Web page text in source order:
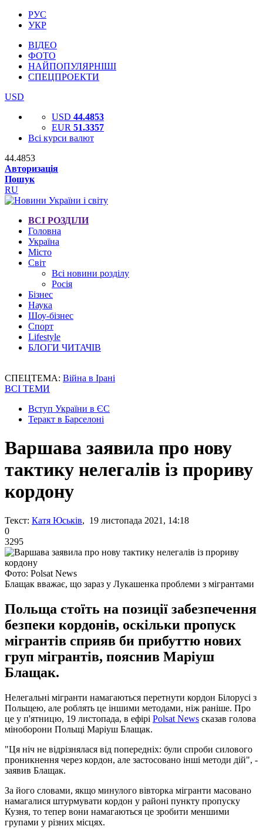
РУС
УКР
ВІДЕО
ФОТО
НАЙПОПУЛЯРНІШІ
СПЕЦПРОЕКТИ
USD
USD 44.4853
EUR 51.3357
Всі курси валют
44.4853
Авторизація
Пошук
RU
ВСІ РОЗДІЛИ
Головна
Україна
Місто
Світ
Всі новини розділу
Росія
Бізнес
Наука
Шоу-бізнес
Спорт
Lifestyle
БЛОГИ ЧИТАЧІВ
СПЕЦТЕМА: Війна в Ірані
ВСІ ТЕМИ
Вступ України в ЄС
Теракт в Барселоні
Варшава заявила про нову
тактику нелегалів із прориву
кордону
Текст: Катя Юськів, 19 листопада 2021, 14:18
0
3295
Фото: Polsat News
Блащак вважає, що зараз у Лукашенка проблеми з мігрантами
Польща стоїть на позиції забезпечення
безпеки кордонів, оскільки пропуск
мігрантів сприяв би прибуттю нових
груп мігрантів, пояснив Маріуш
Блащак.
Нелегальні мігранти намагаються перетнути кордон Білорусі з
Польщею, але роблять це іншими методами, ніж раніше. Про
це у п'ятницю, 19 листопада, в ефірі Polsat News сказав голова
міноборони Польщі Маріуш Блащак.
"Ця ніч не відрізнялася від попередніх: були спроби силового
проникнення через кордон, але застосовано інші методи дій", -
заявив Блащак.
За його словами, якщо минулого вівторка мігранти масовано
намагалися штурмувати кордон у районі пункту пропуску
Кузня, то тепер вони намагаються це зробити меншими
групами у різних місцях.